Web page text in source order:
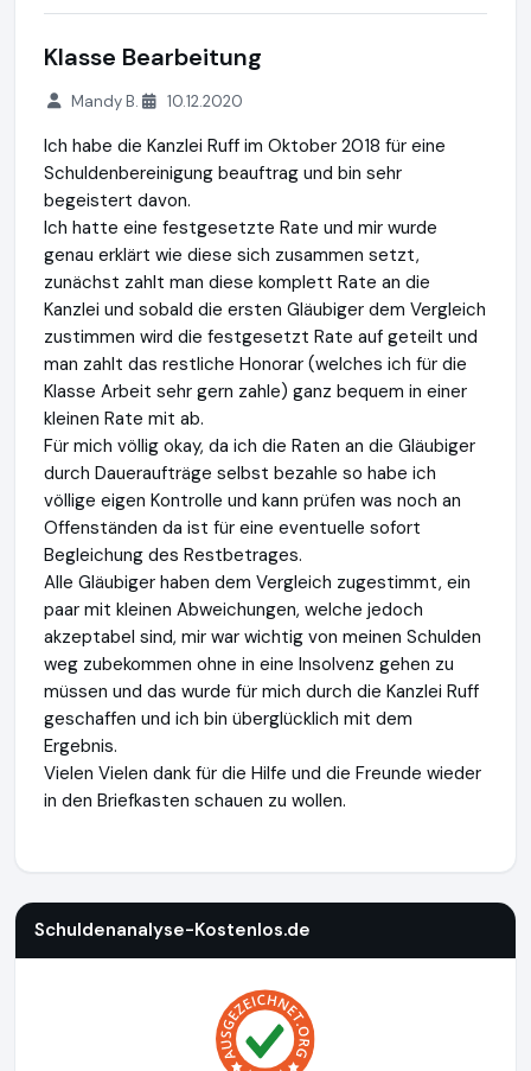
Klasse Bearbeitung
Mandy B. 10.12.2020
Ich habe die Kanzlei Ruff im Oktober 2018 für eine
Schuldenbereinigung beauftrag und bin sehr
begeistert davon.
Ich hatte eine festgesetzte Rate und mir wurde
genau erklärt wie diese sich zusammen setzt,
zunächst zahlt man diese komplett Rate an die
Kanzlei und sobald die ersten Gläubiger dem Vergleich
zustimmen wird die festgesetzt Rate auf geteilt und
man zahlt das restliche Honorar (welches ich für die
Klasse Arbeit sehr gern zahle) ganz bequem in einer
kleinen Rate mit ab.
Für mich völlig okay, da ich die Raten an die Gläubiger
durch Daueraufträge selbst bezahle so habe ich
völlige eigen Kontrolle und kann prüfen was noch an
Offenständen da ist für eine eventuelle sofort
Begleichung des Restbetrages.
Alle Gläubiger haben dem Vergleich zugestimmt, ein
paar mit kleinen Abweichungen, welche jedoch
akzeptabel sind, mir war wichtig von meinen Schulden
weg zubekommen ohne in eine Insolvenz gehen zu
müssen und das wurde für mich durch die Kanzlei Ruff
geschaffen und ich bin überglücklich mit dem
Ergebnis.
Vielen Vielen dank für die Hilfe und die Freunde wieder
in den Briefkasten schauen zu wollen.
Schuldenanalyse-Kostenlos.de